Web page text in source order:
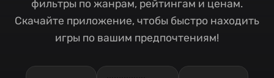
фильтры по жанрам, рейтингам и ценам.
Скачайте приложение, чтобы быстро находить
игры по вашим предпочтениям!